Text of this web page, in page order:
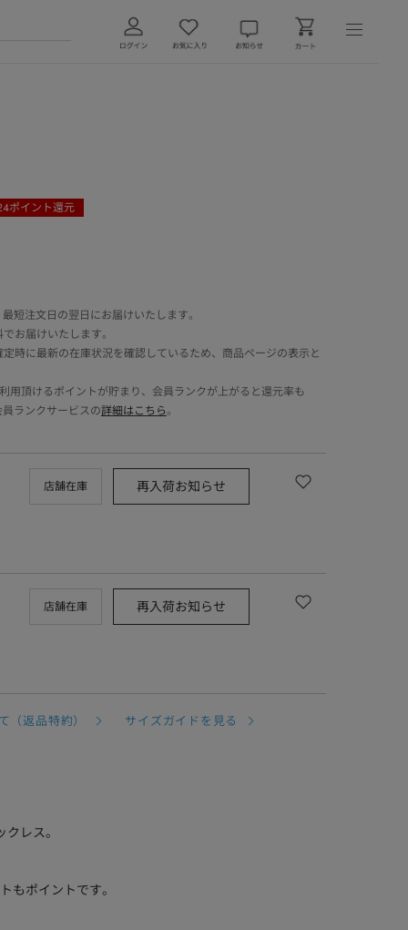
ポイント還元
短注文日の翌日にお届けいたします。
お届けいたします。
時に最新の在庫状況を確認しているため、商品ページの表示と
用頂けるポイントが貯まり、会員ランクが上がると還元率も
ランクサービスの詳細はこちら。
店舗在庫 再入荷お知らせ
店舗在庫 再入荷お知らせ
（返品特約）
サイズガイドを見る
レス。
もポイントです。